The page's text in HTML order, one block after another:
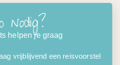
nodig?
helpen je graag
vrijblijvend een reisvoorstel